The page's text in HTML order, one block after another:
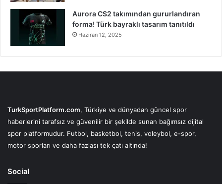
Aurora CS2 takımından gururlandıran
forma! Türk bayraklı tasarım tanıtıldı
Haziran 12, 2025
TurkSportPlatform.com, Türkiye ve dünyadan güncel spor
haberlerini tarafsız ve güvenilir bir şekilde sunan bağımsız dijital
spor platformudur. Futbol, basketbol, tenis, voleybol, e-spor,
motor sporları ve daha fazlası tek çatı altında!
Social